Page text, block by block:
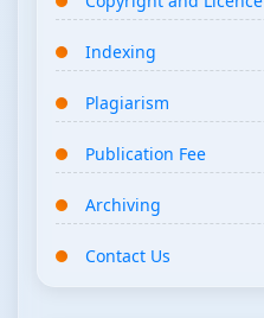
Indexing
Plagiarism
Publication Fee
Archiving
Contact Us